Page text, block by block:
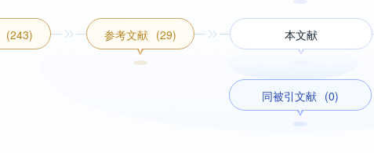
(243) 参考文献 (29) 本文献
同被引文献 (0)